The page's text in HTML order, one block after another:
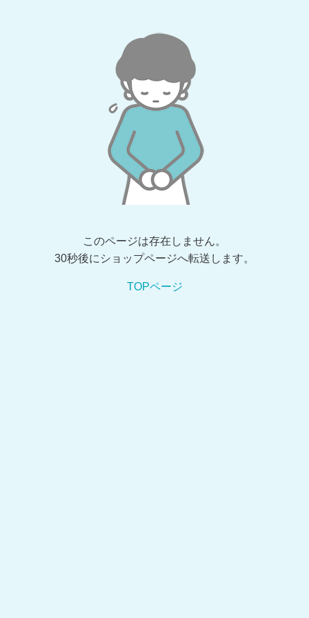
このページは存在しません。
30秒後にショップページへ転送します。
TOPページ